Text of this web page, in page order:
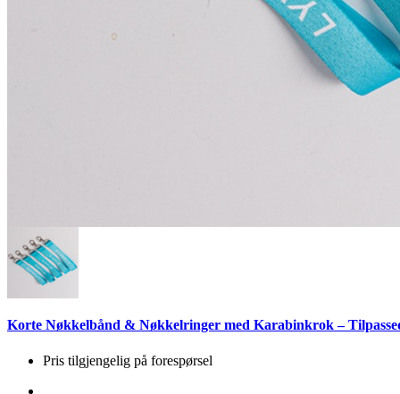
Korte Nøkkelbånd & Nøkkelringer med Karabinkrok –
Pris tilgjengelig på forespørsel